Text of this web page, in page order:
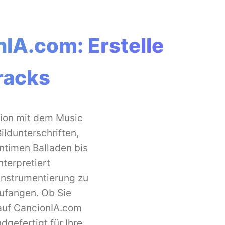
Erstelle
mit dem Music
Balladen bis
zu
Ob Sie
CancionIA.com